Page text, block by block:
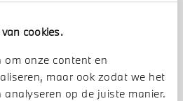
cookies.
om onze content en
maar ook zodat we het
analyseren op de juiste manier.